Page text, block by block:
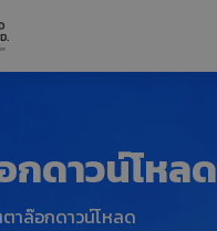
ดาวน์โหลด
าล๊อกดาวน์โหลด